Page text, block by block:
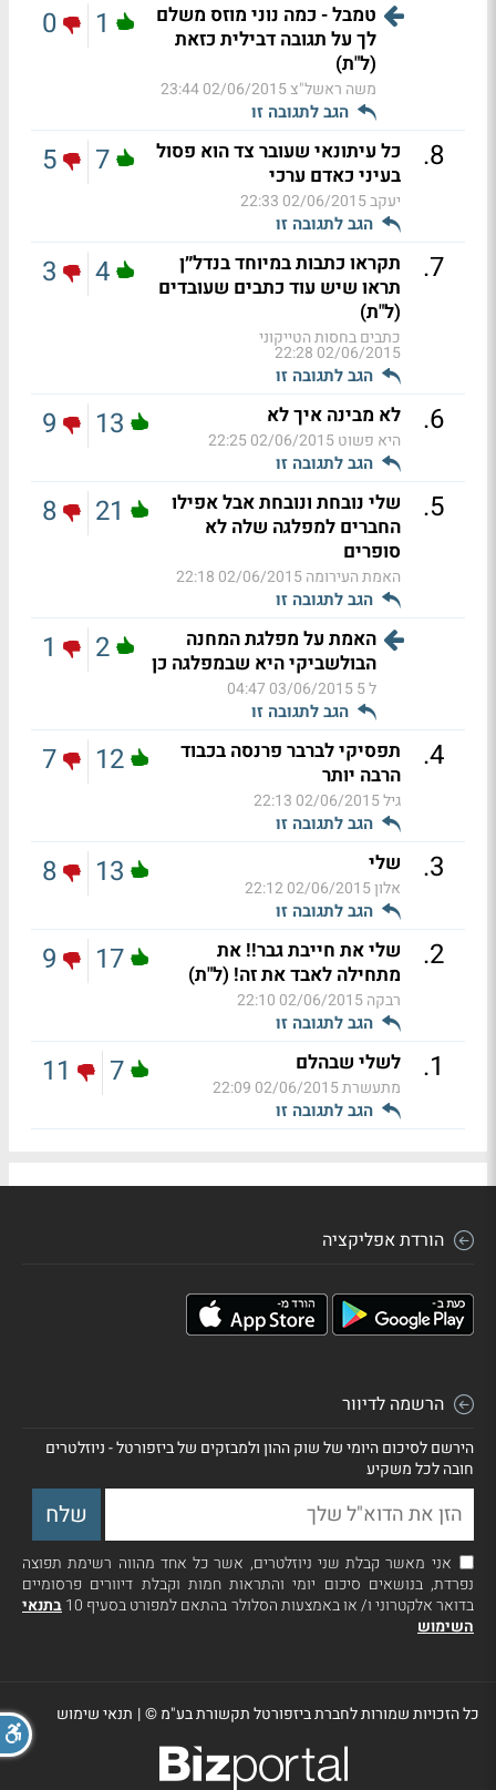
טמבל - כמה נוני מוזס משלם
לך על תגובה דבילית כזאת
(ל"ת)
משה ראשל"צ02/06/2015 23:44
הגב לתגובה זו
1
0
8
.
כל עיתונאי שעובר צד הוא פסול
בעיני כאדם ערכי
יעקב02/06/2015 22:33
הגב לתגובה זו
7
5
7
.
תקראו כתבות במיוחד בנדל״ן
תראו שיש עוד כתבים שעובדים
(ל"ת)
כתבים בחסות הטייקוני
02/06/2015 22:28
הגב לתגובה זו
4
3
6
. לא מבינה איך לא
היא פשוט02/06/2015 22:25
הגב לתגובה זו
13
9
5
.
שלי נובחת ונובחת אבל אפילו
החברים למפלגה שלה לא
סופרים
האמת העירומה02/06/2015 22:18
הגב לתגובה זו
21
8
האמת על מפלגת המחנה
הבולשביקי היא שבמפלגה כן
ל 5 03/06/2015 04:47
הגב לתגובה זו
2
1
4
.
תפסיקי לברבר פרנסה בכבוד
הרבה יותר
גיל02/06/2015 22:13
הגב לתגובה זו
12
7
3
. שלי
אלון02/06/2015 22:12
הגב לתגובה זו
13
8
2
.
שלי את חייבת גבר!! את
מתחילה לאבד את זה! (ל"ת)
רבקה02/06/2015 22:10
הגב לתגובה זו
17
9
1
. לשלי שבהלם
מתעשרת02/06/2015 22:09
הגב לתגובה זו
7
11
הורדת אפליקציה
הרשמה לדיוור
הירשם לסיכום היומי של שוק ההון ולמבזקים של ביזפורטל - ניוזלטרים
חובה לכל משקיע
אני מאשר קבלת שני ניוזלטרים, אשר כל אחד מהווה רשימת תפוצה
נפרדת, בנושאים סיכום יומי והתראות חמות וקבלת דיוורים פרסומיים
בדואר אלקטרוני ו/ או באמצעות הסלולר בהתאם למפורט בסעיף 10
בתנאי
השימוש
כל הזכויות שמורות לחברת ביזפורטל תקשורת בע"מ ©| תנאי שימוש